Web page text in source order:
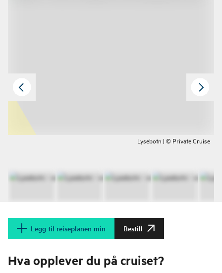
Lysebotn | © Private Cruise
Legg til reiseplanen min Bestill
Hva opplever du på cruiset?